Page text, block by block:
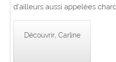
d’ailleurs aussi appelées
Découvrir, Carline